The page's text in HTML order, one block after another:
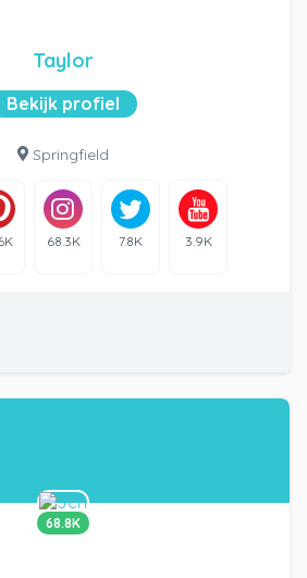
Taylor
Bekijk profiel
Springfield
68.3K 7.8K 3.9K
68.8K